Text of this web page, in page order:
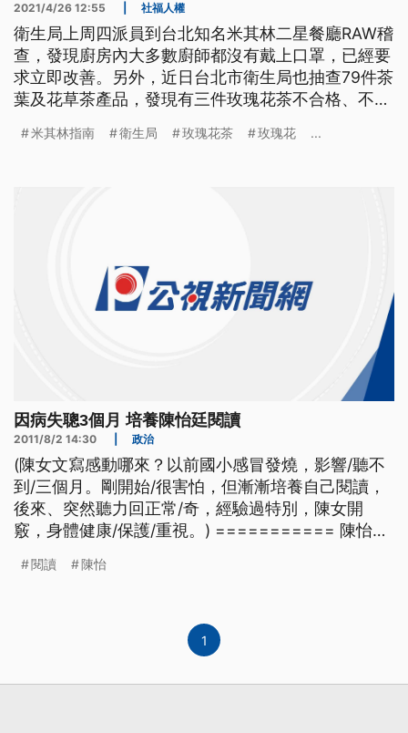
2021/4/26 12:55 社福人權
衛生局上周四派員到台北知名米其林二星餐廳RAW稽
查，發現廚房內大多數廚師都沒有戴上口罩，已經要
求立即改善。另外，近日台北市衛生局也抽查79件茶
葉及花草茶產品，發現有三件玫瑰花茶不合格、不合
子，庫存物品和食材沒有區隔，而在廚房工作的廚師
米其林指南 衛生局 玫瑰花茶 玫瑰花 ...
因病失聰3個月 培養陳怡廷閱讀
2011/8/2 14:30 政治
(陳女文寫感動哪來？以前國小感冒發燒，影響/聽不
到/三個月。剛開始/很害怕，但漸漸培養自己閱讀，
後來、突然聽力回正常/奇，經驗過特別，陳女開
竅，身體健康/保護/重視。) =========== 陳怡廷
燒，結果有三個月的時間聽不到聲音、一開始、她很
閱讀 陳怡
1